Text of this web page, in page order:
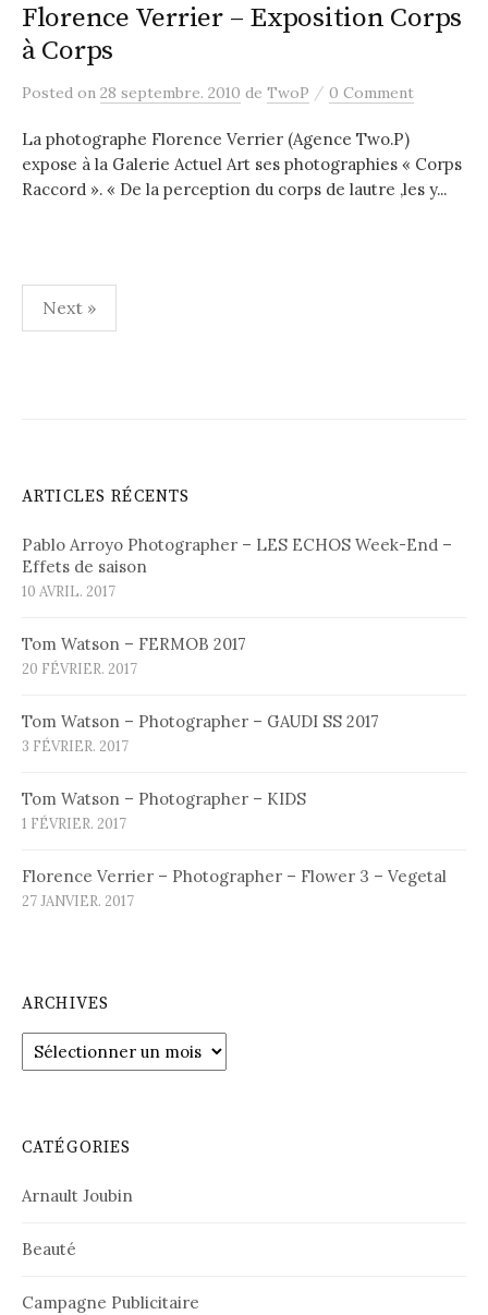
Florence Verrier – Exposition Corps
à Corps
Posted on 28 septembre. 2010 de TwoP / 0 Comment
La photographe Florence Verrier (Agence Two.P)
expose à la Galerie Actuel Art ses photographies « Corps
Raccord ». « De la perception du corps de lautre ,les y...
Pagination
des
Next »
ARTICLES RÉCENTS
Pablo Arroyo Photographer – LES ECHOS Week-End –
Effets de saison
10 AVRIL. 2017
Tom Watson – FERMOB 2017
20 FÉVRIER. 2017
Tom Watson – Photographer – GAUDI SS 2017
3 FÉVRIER. 2017
Tom Watson – Photographer – KIDS
1 FÉVRIER. 2017
Florence Verrier – Photographer – Flower 3 – Vegetal
27 JANVIER. 2017
ARCHIVES
Archives
CATÉGORIES
Arnault Joubin
Beauté
Campagne Publicitaire